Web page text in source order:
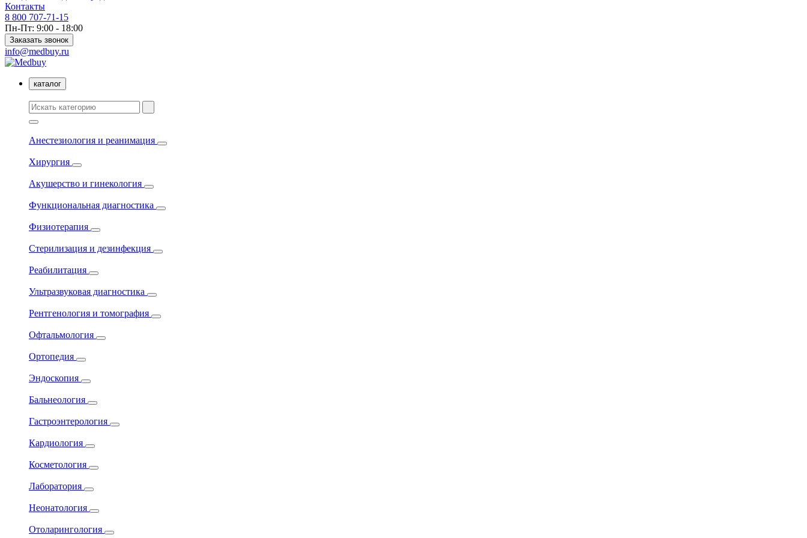
Контакты
8 800 707-71-15
Пн-Пт: 9:00 - 18:00
Заказать звонок
info@medbuy.ru
каталог
Анестезиология и реанимация
Хирургия
Акушерство и гинекология
Функциональная диагностика
Физиотерапия
Стерилизация и дезинфекция
Реабилитация
Ультразвуковая диагностика
Рентгенология и томография
Офтальмология
Ортопедия
Эндоскопия
Бальнеология
Гастроэнтерология
Кардиология
Косметология
Лаборатория
Неонатология
Отоларингология